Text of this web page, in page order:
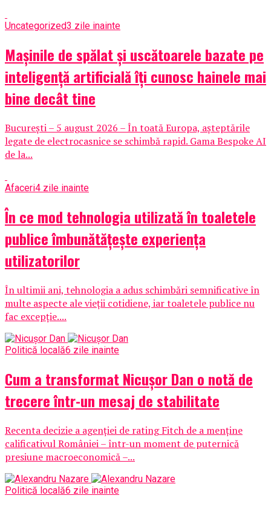
Uncategorized3 zile inainte
Mașinile de spălat și uscătoarele bazate pe
inteligență artificială îți cunosc hainele mai
bine decât tine
București – 5 august 2026 – În toată Europa, așteptările
legate de electrocasnice se schimbă rapid. Gama Bespoke AI
de la...
Afaceri4 zile inainte
În ce mod tehnologia utilizată în toaletele
publice îmbunătățește experiența
utilizatorilor
În ultimii ani, tehnologia a adus schimbări semnificative în
multe aspecte ale vieții cotidiene, iar toaletele publice nu
fac excepție....
Politică locală6 zile inainte
Cum a transformat Nicușor Dan o notă de
trecere într-un mesaj de stabilitate
Recenta decizie a agenției de rating Fitch de a menține
calificativul României – într-un moment de puternică
presiune macroeconomică –...
Politică locală6 zile inainte